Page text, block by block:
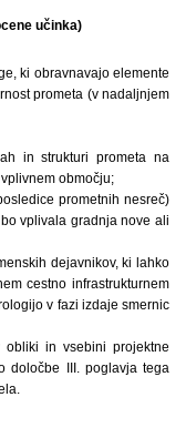
učinka)
ki obravnavajo elemente
prometa (v nadaljnjem
in strukturi prometa na
območju;
prometnih nesreč)
vplivala gradnja nove ali
dejavnikov, ki lahko
cestno infrastrukturnem
v fazi izdaje smernic
in vsebini projektne
določbe III. poglavja tega